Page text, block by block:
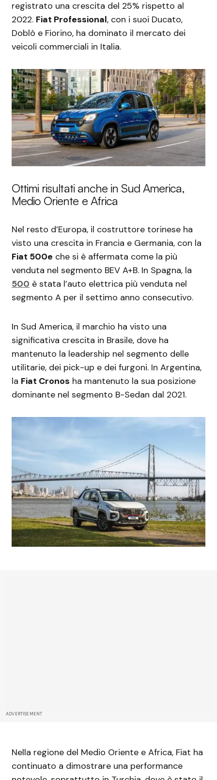
registrato una crescita del 25% rispetto al
2022. Fiat Professional, con i suoi Ducato,
Doblò e Fiorino, ha dominato il mercato dei
veicoli commerciali in Italia.
Ottimi risultati anche in Sud America,
Medio Oriente e Africa
Nel resto d’Europa, il costruttore torinese ha
visto una crescita in Francia e Germania, con la
Fiat 500e che si è affermata come la più
venduta nel segmento BEV A+B. In Spagna, la
500 è stata l’auto elettrica più venduta nel
segmento A per il settimo anno consecutivo.
In Sud America, il marchio ha visto una
significativa crescita in Brasile, dove ha
mantenuto la leadership nel segmento delle
utilitarie, dei pick-up e dei furgoni. In Argentina,
la Fiat Cronos ha mantenuto la sua posizione
dominante nel segmento B-Sedan dal 2021.
ADVERTISEMENT
Nella regione del Medio Oriente e Africa, Fiat ha
continuato a dimostrare una performance